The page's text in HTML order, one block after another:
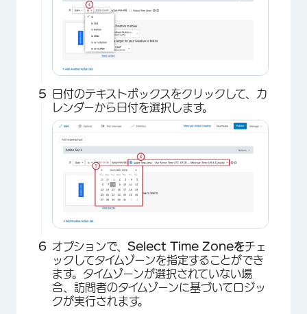
×
日付のテキストボックスをクリックして、カ
レンダーから日付を選択します。
オプションで、 Select Time Zoneをチェ
ックしてタイムゾーンを指定することができ
ます。タイムゾーンが選択されていない場
合、訪問者のタイムゾーンに基づいてロジッ
クが実行されます。